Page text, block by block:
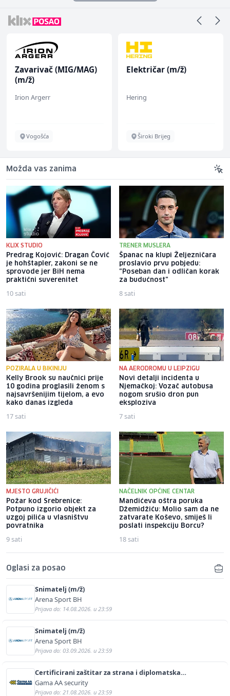
Zavarivač (MIG/MAG)
(m/ž)
Irion Argerr
Vogošća
Električar (m/ž)
Hering
Široki Brijeg
Možda vas zanima
KLIX STUDIO
Predrag Kojović: Dragan Čović
je hohštapler, zakoni se ne
sprovode jer BiH nema
praktični suverenitet
10 sati
TRENER MUSLERA
Španac na klupi Željezničara
proslavio prvu pobjedu:
"Poseban dan i odličan korak
za budućnost"
8 sati
POZIRALA U BIKINIJU
Kelly Brook su naučnici prije
10 godina proglasili ženom s
najsavršenijim tijelom, a evo
kako danas izgleda
17 sati
NA AERODROMU U LEIPZIGU
Novi detalji incidenta u
Njemačkoj: Vozač autobusa
nogom srušio dron pun
eksploziva
7 sati
MJESTO GRUJIČIĆI
Požar kod Srebrenice:
Potpuno izgorio objekt za
uzgoj pilića u vlasništvu
povratnika
9 sati
NAČELNIK OPĆINE CENTAR
Mandićeva oštra poruka
Džemidžiću: Molio sam da ne
zatvarate Koševo, smiješ li
poslati inspekciju Borcu?
18 sati
Oglasi za posao
Snimatelj (m/ž)
Arena Sport BH
Prijava do: 14.08.2026. u 23:59
Snimatelj (m/ž)
Arena Sport BH
Prijava do: 03.09.2026. u 23:59
Certificirani zaštitar za strana i diplomatska
predstavništva (m/ž)
Gama AA security
Prijava do: 21.08.2026. u 23:59